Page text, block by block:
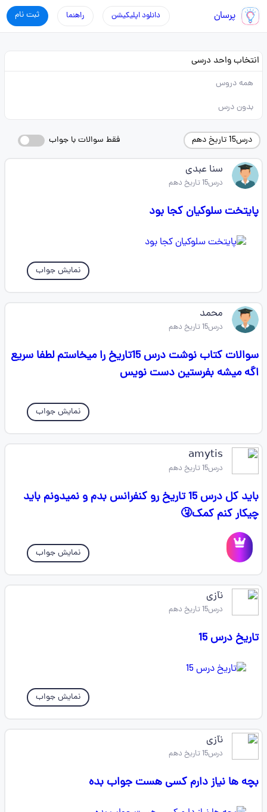
پرسان ثبت نام راهنما دانلود اپلیکیشن
انتخاب واحد درسی
همه دروس
بدون درس
درس15 تاریخ دهم فقط سوالات با جواب
سنا عبدی
درس15 تاریخ دهم
پایتخت سلوکیان کجا بود
نمایش جواب
محمد
درس15 تاریخ دهم
سوالات کتاب نوشت درس 15تاریخ را میخاستم لطفا سریع
اگه میشه بفرستین دست نویس
نمایش جواب
𝖺𝗆𝗒𝗍𝗂𝗌
درس15 تاریخ دهم
باید کل درس 15 تاریخ رو کنفرانس بدم و نمیدونم باید
چیکار کنم کمک🤧
نمایش جواب
نآزی
درس15 تاریخ دهم
تاریخ درس 15
نمایش جواب
نآزی
درس15 تاریخ دهم
بچه ها نیاز دارم کسی هست جواب بده